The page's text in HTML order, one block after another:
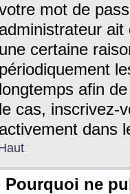
mot de
administrateur
une certaine
périodiquement
longtemps afin
le cas, inscrivez-
activement dans
Pourquoi ne